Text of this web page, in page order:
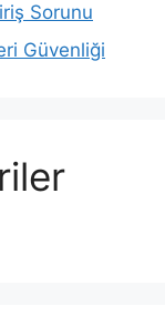
Sorunu
Güvenliği